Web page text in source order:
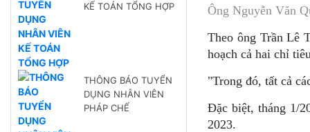
KẾ TOÁN TỔNG HỢP
THÔNG BÁO TUYỂN
DỤNG NHÂN VIÊN
PHÁP CHẾ
Ông Nguyễn Văn
Theo ông Trần Lê
hoạch cả hai chỉ
"Trong đó, tất cả
Đặc biệt, tháng 1/
2023.